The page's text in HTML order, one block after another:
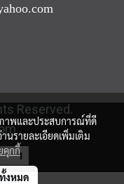
Reserved.
1
าพและประสบการณ์ที่ดี
นรายละเอียดเพิ่มเติม
คุกกี้
งหมด